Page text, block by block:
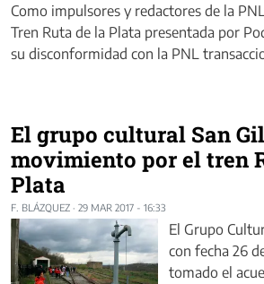
Como impulsores y redactores de la
Tren Ruta de la Plata presentada por
su disconformidad con la PNL
El grupo cultural San
movimiento por el tren
Plata
F. BLÁZQUEZ · 29 MAR 2017 - 16:33
El Grupo
con fecha 26
tomado el